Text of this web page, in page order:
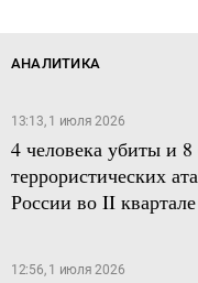
АНАЛИТИКА
13:13, 1 июля 2026
4 человека убиты и
террористических
России во II
12:56, 1 июля 2026